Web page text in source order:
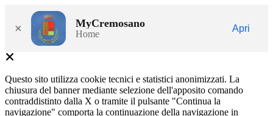
× MyCremosano
Home
Apri
Questo sito utilizza cookie tecnici e statistici anonimizzati. La
chiusura del banner mediante selezione dell'apposito comando
contraddistinto dalla X o tramite il pulsante "Continua la
navigazione" comporta la continuazione della navigazione in